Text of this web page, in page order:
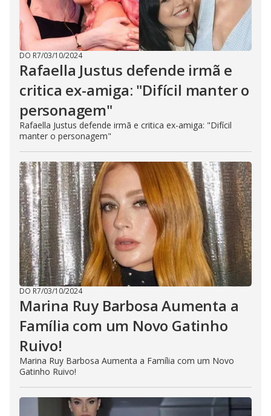
DO R7/03/10/2024
Rafaella Justus defende irmã e
critica ex-amiga: "Difícil manter o
personagem"
Rafaella Justus defende irmã e critica ex-amiga: "Difícil
manter o personagem"
DO R7/03/10/2024
Marina Ruy Barbosa Aumenta a
Família com um Novo Gatinho
Ruivo!
Marina Ruy Barbosa Aumenta a Família com um Novo
Gatinho Ruivo!